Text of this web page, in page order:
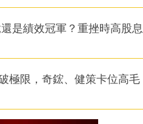
是績效冠軍？重挫時高股息
極限，奇鋐、健策卡位高毛